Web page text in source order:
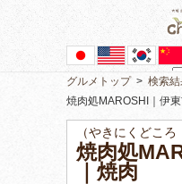
グルメトップ> 検索
焼肉処MAROSHI｜伊
（やきにくどころ
焼肉処
｜焼肉